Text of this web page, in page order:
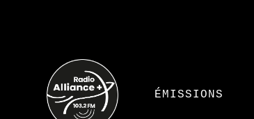
ÉMISSIONS